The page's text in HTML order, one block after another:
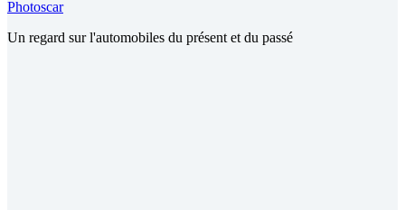
Photoscar
Un regard sur l'automobiles du présent et du passé